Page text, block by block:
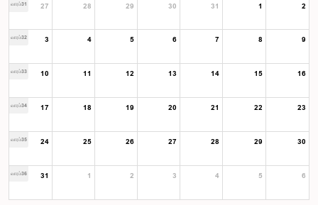
வாரம்31 27 28 29 30 31 1 2
வாரம்32 3 4 5 6 7 8 9
வாரம்33 10 11 12 13 14 15 16
வாரம்34 17 18 19 20 21 22 23
வாரம்35 24 25 26 27 28 29 30
வாரம்36 31 1 2 3 4 5 6